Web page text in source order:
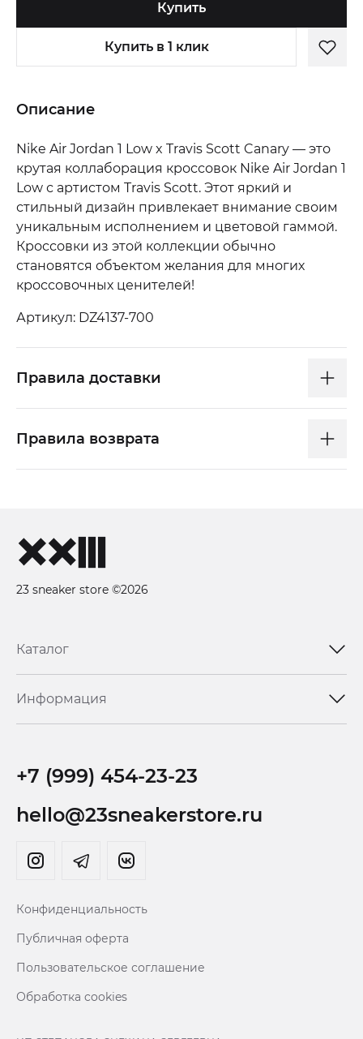
Купить
Купить в 1 клик
Описание
Nike Air Jordan 1 Low x Travis Scott Canary — это
крутая коллаборация кроссовок Nike Air Jordan 1
Low с артистом Travis Scott. Этот яркий и
стильный дизайн привлекает внимание своим
уникальным исполнением и цветовой гаммой.
Кроссовки из этой коллекции обычно
становятся объектом желания для многих
кроссовочных ценителей!
Артикул: DZ4137-700
Правила доставки
Правила возврата
23 sneaker store ©2026
Каталог
Информация
+7 (999) 454-23-23
hello@23sneakerstore.ru
Конфиденциальность
Публичная оферта
Пользовательское соглашение
Обработка cookies